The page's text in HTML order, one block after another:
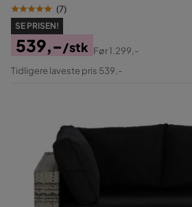
(7)
SE PRISEN!
Pris
539,-/stk
Original
Før1.299,-
Tidligere laveste pris 539,-